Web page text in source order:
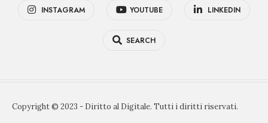
INSTAGRAM YOUTUBE LINKEDIN
SEARCH
Copyright © 2023 - Diritto al Digitale. Tutti i diritti riservati.